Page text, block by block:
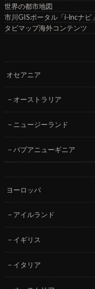
世界の都市地図
市川GISポータル「i-lncナビ」
タビマップ海外コンテンツ
オセアニア
オーストラリア
ニュージーランド
パプアニューギニア
ヨーロッパ
アイルランド
イギリス
イタリア